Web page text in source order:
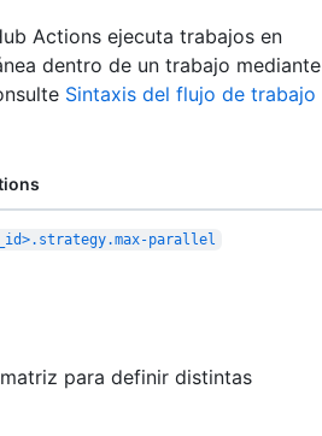
Actions ejecuta trabajos en
dentro de un trabajo mediante
Sintaxis del flujo de trabajo
parallel
para definir distintas